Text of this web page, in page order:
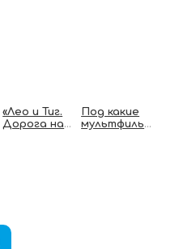
«Лео и Тиг.
Дорога на
Под какие
мультфильм